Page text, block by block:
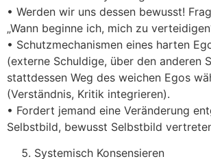
• Werden wir uns dessen bewusst!
„Wann beginne ich, mich zu
• Schutzmechanismen eines harten
(externe Schuldige, über den anderen
stattdessen Weg des weichen Egos
(Verständnis, Kritik integrieren).
• Fordert jemand eine Veränderung
Selbstbild, bewusst Selbstbild
Systemisch Konsensieren